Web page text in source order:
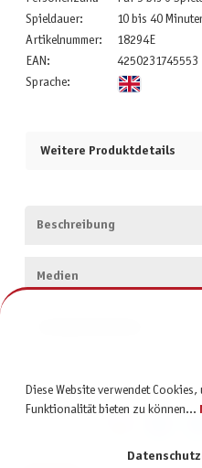
Spieldauer:
10 bis 40
Artikelnummer:
18294E
EAN:
4250231745553
Sprache:
Weitere Produktdetails
Beschreibung
Medien
Diese Website verwendet
Funktionalität bieten zu können...